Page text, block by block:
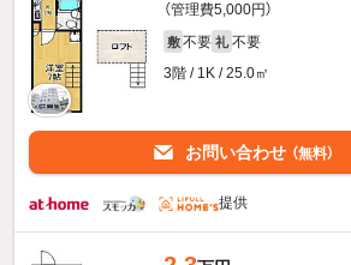
（管理費5,000円）
敷 不要 礼 不要
3階 / 1K / 25.0㎡
お問い合わせ （無料）
提供